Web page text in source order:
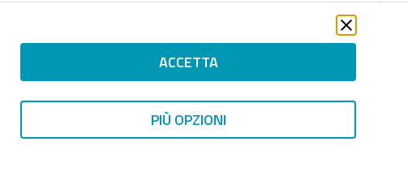
ACCETTA
PIÙ OPZIONI